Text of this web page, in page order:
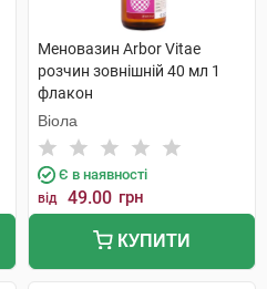
Меновазин Arbor Vitae
розчин зовнішній 40 мл 1
флакон
Віола
Є в наявності
від 49.00 грн
КУПИТИ